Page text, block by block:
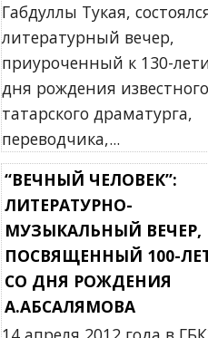
Габдуллы Тукая,
литературный вечер,
приуроченный к 130-
дня рождения известного
татарского драматурга,
переводчика,...
“ВЕЧНЫЙ ЧЕЛОВЕК”:
ЛИТЕРАТУРНО-
МУЗЫКАЛЬНЫЙ ВЕЧЕР,
ПОСВЯЩЕННЫЙ 100-
СО ДНЯ РОЖДЕНИЯ
А.АБСАЛЯМОВА